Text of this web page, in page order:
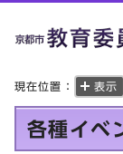
現在位置： 表示
各種イベ